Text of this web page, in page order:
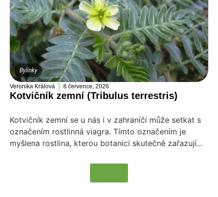
Bylinky
Veronika Králová 8 července, 2026
Kotvičník zemní (Tribulus terrestris)
Kotvičník zemní se u nás i v zahraníčí může setkat s
označením rostlinná viagra. Tímto označením je
myšlena rostlina, kterou botanici skutečně zařazují...